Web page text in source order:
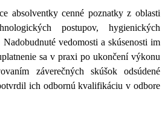
absolventky cenné poznatky z oblasti
postupov, hygienických
Nadobudnuté vedomosti a skúsenosti im
sa v praxi po ukončení výkonu
záverečných skúšok odsúdené
ich odbornú kvalifikáciu v odbore